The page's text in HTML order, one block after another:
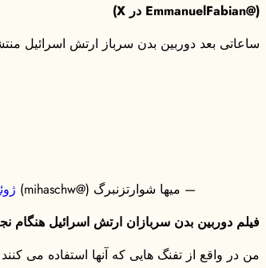
(@EmmanuelFabian در X)
ساعاتی بعد دوربین بدن سرباز ارتش اسرائیل
— میها شوارتزنبرگ (@mihaschw)
ژوئن
فیلم دوربین بدن سربازان ارتش اسرائیل هنگام
من در واقع از تفنگ هایی که آنها استفاده می